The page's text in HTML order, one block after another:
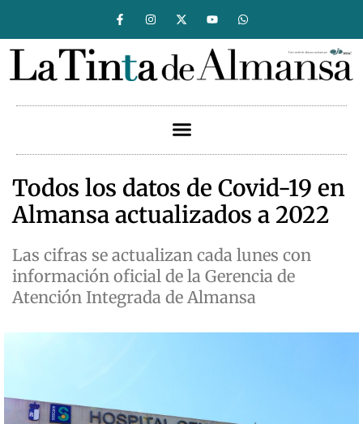
Todos los datos de Covid-19 en
Almansa actualizados a 2022
Las cifras se actualizan cada lunes con
información oficial de la Gerencia de
Atención Integrada de Almansa